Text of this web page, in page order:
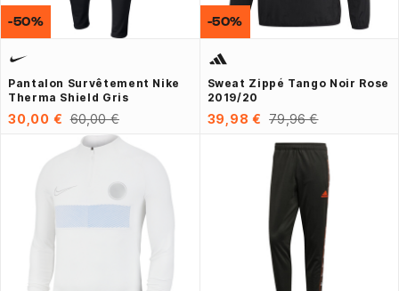
Pantalon Survêtement Nike
Therma Shield Gris
30,00 € 60,00 €
-50%
Sweat Zippé Tango Noir Rose
2019/20
39,98 € 79,96 €
-50%